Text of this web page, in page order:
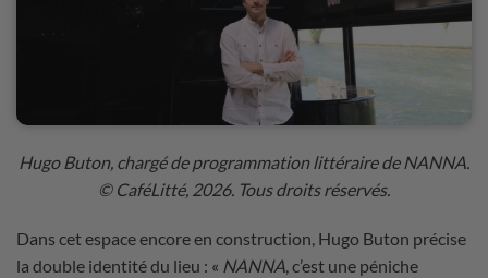
Hugo Buton, chargé de programmation littéraire de NANNA
© CaféLitté, 2026. Tous droits réservés.
Dans cet espace encore en construction, Hugo Buton précise
la double identité du lieu : « NANNA, c’est une péniche